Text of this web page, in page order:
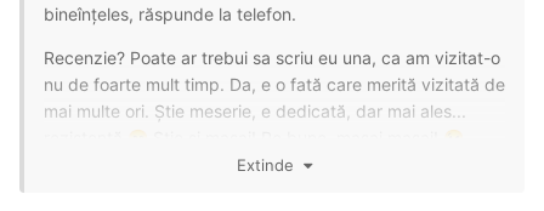
bineînțeles, răspunde la telefon.
Recenzie? Poate ar trebui sa scriu eu una, ca am vizitat-o
nu de foarte mult timp. Da, e o fată care merită vizitată de
mai multe ori. Știe meserie, e dedicată, dar mai ales...
Extinde